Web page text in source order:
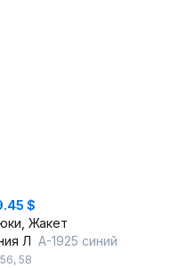
$
Жакет
Л А-1925 синий
56, 58